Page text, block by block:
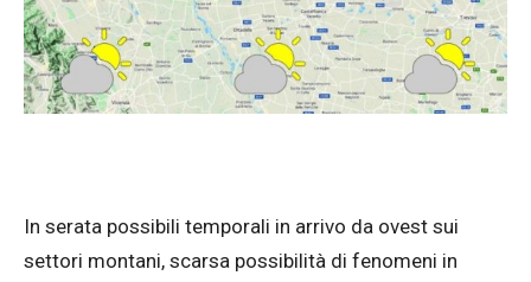
In serata possibili temporali in arrivo da ovest sui
settori montani, scarsa possibilità di fenomeni in